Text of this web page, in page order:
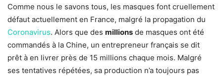
Comme nous le savons tous, les masques font cruellement
défaut actuellement en France, malgré la propagation du
Coronavirus. Alors que des millions de masques ont été
commandés à la Chine, un entrepreneur français se dit
prêt à en livrer près de 15 millions chaque mois. Malgré
ses tentatives répétées, sa production n’a toujours pas